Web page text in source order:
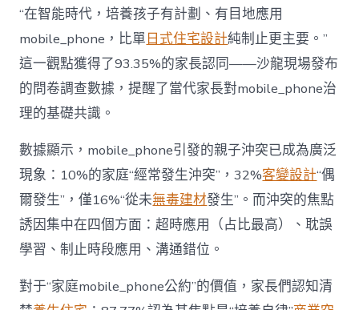
東
西”，
而
非
“家
庭
中
“在智能時代，培養孩子有計劃、有目地應用
mobile_phone，比單日式住宅設計純制止更主要。”
這一觀點獲得了93.35%的家長認同——沙龍現場發布
的問卷調查數據，提醒了當代家長對mobile_phone治
理的基礎共識。
數據顯示，mobile_phone引發的親子沖突已成為廣泛
現象：10%的家庭“經常發生沖突”，32%客變設計“偶
爾發生”，僅16%“從未無毒建材發生”。而沖突的焦點
誘因集中在四個方面：超時應用（占比最高）、耽誤
學習、制止時段應用、溝通錯位。
對于“家庭mobile_phone公約”的價值，家長們認知清